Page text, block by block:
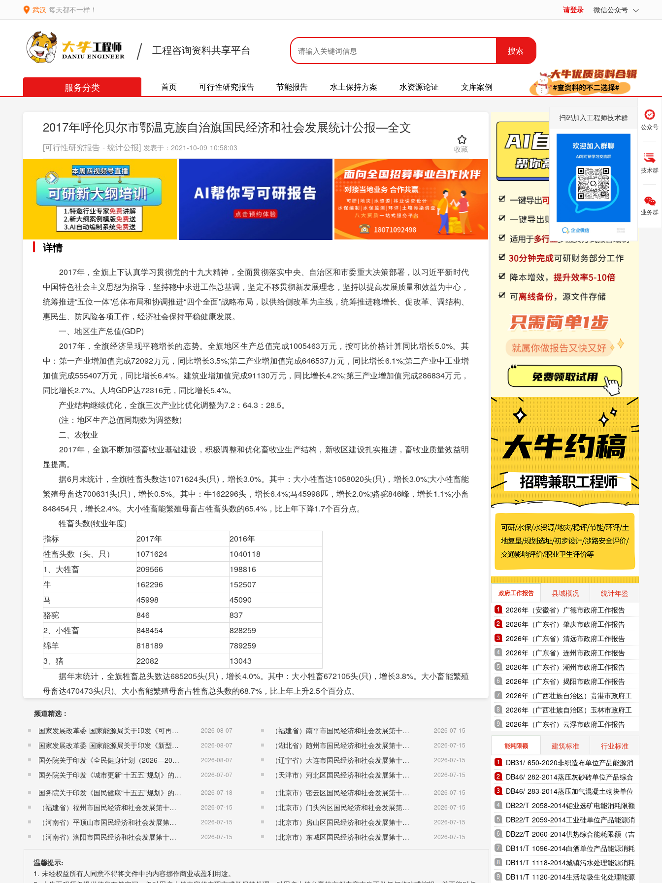
武汉 每天都不一样！ 请登录 微信公众号
工程咨询资料共享平台 搜索
服务分类 首页 可行性研究报告 节能报告 水土保持方案 水资源论证 文库案例
2017年呼伦贝尔市鄂温克族自治旗国民经济和社会发展统计公报—全文
[可行性研究报告 - 统计公报] 发表于：2021-10-09 10:58:03 收藏
详情
2017年，全旗上下认真学习贯彻党的十九大精神，全面贯彻落实中央、自治区和市委重大决策部署，以习近平新时代
中国特色社会主义思想为指导，坚持稳中求进工作总基调，坚定不移贯彻新发展理念，坚持以提高发展质量和效益为中心，
统筹推进“五位一体”总体布局和协调推进“四个全面”战略布局，以供给侧改革为主线，统筹推进稳增长、促改革、调结构、
惠民生、防风险各项工作，经济社会保持平稳健康发展。
一、地区生产总值(GDP)
2017年，全旗经济呈现平稳增长的态势。全旗地区生产总值完成1005463万元，按可比价格计算同比增长5.0%。其
中：第一产业增加值完成72092万元，同比增长3.5%;第二产业增加值完成646537万元，同比增长6.1%;第二产业中工业增
加值完成555407万元，同比增长6.4%。建筑业增加值完成91130万元，同比增长4.2%;第三产业增加值完成286834万元，
同比增长2.7%。人均GDP达72316元，同比增长5.4%。
产业结构继续优化，全旗三次产业比优化调整为7.2：64.3：28.5。
(注：地区生产总值同期数为调整数)
二、农牧业
2017年，全旗不断加强畜牧业基础建设，积极调整和优化畜牧业生产结构，新牧区建设扎实推进，畜牧业质量效益明
显提高。
据6月末统计，全旗牲畜头数达1071624头(只)，增长3.0%。其中：大小牲畜达1058020头(只)，增长3.0%;大小牲畜能
繁殖母畜达700631头(只)，增长0.5%。其中：牛162296头，增长6.4%;马45998匹，增长2.0%;骆驼846峰，增长1.1%;小畜
848454只，增长2.4%。大小牲畜能繁殖母畜占牲畜头数的65.4%，比上年下降1.7个百分点。
牲畜头数(牧业年度)
指标
2017年
2016年
牲畜头数（头、只）
1071624
1040118
1、大牲畜
209566
198816
牛
162296
152507
马
45998
45090
骆驼
846
837
2、小牲畜
848454
828259
绵羊
818189
789259
3、猪
22082
13043
据年末统计，全旗牲畜总头数达685205头(只)，增长4.0%。其中：大小牲畜672105头(只)，增长3.8%。大小畜能繁殖
母畜达470473头(只)。大小畜能繁殖母畜占牲畜总头数的68.7%，比上年上升2.5个百分点。
指标
牲畜头数（头、只）
685205
658475
1、大牲畜
143469
139893
牛
104066
马
39403
骆驼
700
1004
2、小牲畜
528636
507582
绵羊
494377
465897
3、猪
12400
11000
2017年，鲜奶总产量达170000吨，增长10.4%;肉类总产量达19154吨，增长0.3%。
2017年，全旗农作物播种面积为24874公顷，增长6.2%。其中：粮食作物面积15399公顷，油料面积7412公顷，蔬菜
频道精选：
国家发展改革委 国家能源局关于印发《可再生能源发展“十五五”规划》的通知 （发改能源〔2026〕1067号）
2026-08-07
国家发展改革委 国家能源局关于印发《新型电力系统建设“十五五”规划》的通知​ （发改能源〔2026〕942号） 2026-08-07
国务院关于印发《全民健身计划（2026—2030年）》的通知 （国发〔2026〕26号） 2026-08-07
国务院关于印发《城市更新“十五五”规划》的通知（国发〔2026〕12号） 2026-07-07
国务院关于印发《国民健康“十五五”规划》的通知 （国发〔2026〕23号） 2026-07-18
（福建省）福州市国民经济和社会发展第十五个五年规划纲要 2026-07-15
（河南省）平顶山市国民经济和社会发展第十五个五年规划纲要 2026-07-15
（河南省）洛阳市国民经济和社会发展第十五个五年规划纲要 2026-07-15
（福建省）南平市国民经济和社会发展第十五个五年规划纲要 2026-07-15
（湖北省）随州市国民经济和社会发展第十五个五年规划纲要 2026-07-15
（辽宁省）大连市国民经济和社会发展第十五个五年规划纲要 2026-07-15
（天津市）河北区国民经济和社会发展第十五个五年规划纲要 2026-07-15
（北京市）密云区国民经济和社会发展第十五个五年规划纲要 2026-07-15
（北京市）门头沟区国民经济和社会发展第十五个五年规划纲要 2026-07-15
（北京市）房山区国民经济和社会发展第十五个五年规划纲要 2026-07-15
（北京市）东城区国民经济和社会发展第十五个五年规划纲要 2026-07-15
温馨提示:
1. 未经权益所有人同意不得将文件中的内容挪作商业或盈利用途。
政府工作报告 县域概况
统计年鉴
2026年（安徽省）广德市政府工作报告
2026年（广东省）肇庆市政府工作报告
2026年（广东省）清远市政府工作报告
2026年（广东省）连州市政府工作报告
2026年（广东省）潮州市政府工作报告
2026年（广东省）揭阳市政府工作报告
2026年（广西壮族自治区）贵港市政府工
作报告
2026年（广西壮族自治区）玉林市政府工
作报告
2026年（广东省）云浮市政府工作报告
能耗限额 建筑标准
行业标准
DB31/ 650-2020非织造布单位产品能源消
耗限额（上海市地方标准）
DB46/ 282-2014蒸压灰砂砖单位产品综合
能耗和电耗限额（海南省地方标准）
DB46/ 283-2014蒸压加气混凝土砌块单位
产品综合能耗和电耗限额（海南省地方标
准）
DB22/T 2058-2014钼业选矿电能消耗限额
（吉林省地方标准）
DB22/T 2059-2014工业硅单位产品能源消
耗限额（吉林省地方标准）
DB22/T 2060-2014供热综合能耗限额（吉
林省地方标准）
DB11/T 1096-2014白酒单位产品能源消耗
限额（北京市地方标准）
DB11/T 1118-2014城镇污水处理能源消耗
限额（北京市地方标准）
DB11/T 1120-2014生活垃圾生化处理能源
公众号
技术群
扫码加入工程师技术群
业务群